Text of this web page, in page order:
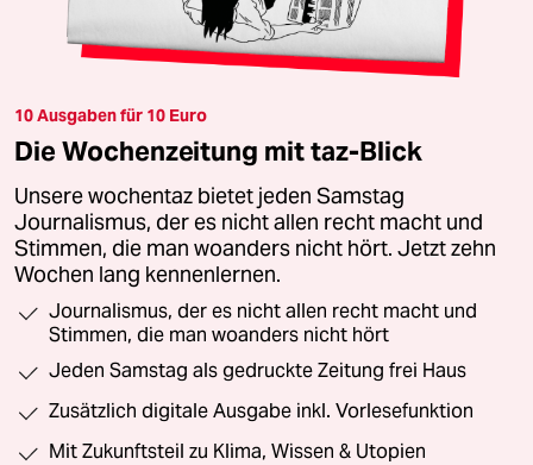
10 Ausgaben für 10 Euro
Die Wochenzeitung mit taz-Blick
Unsere wochentaz bietet jeden Samstag
Journalismus, der es nicht allen recht macht und
Stimmen, die man woanders nicht hört. Jetzt zehn
Wochen lang kennenlernen.
Journalismus, der es nicht allen recht macht und
Stimmen, die man woanders nicht hört
Jeden Samstag als gedruckte Zeitung frei Haus
Zusätzlich digitale Ausgabe inkl. Vorlesefunktion
Mit Zukunftsteil zu Klima, Wissen & Utopien